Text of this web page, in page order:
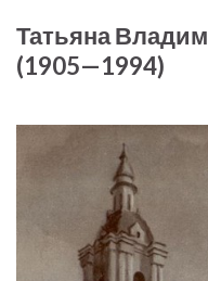
Татьяна
(1905—1994)